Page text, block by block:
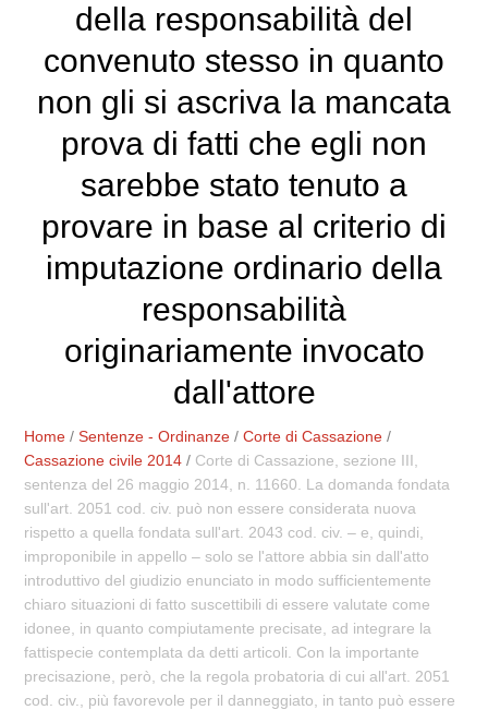
della responsabilità del
convenuto stesso in quanto
non gli si ascriva la mancata
prova di fatti che egli non
sarebbe stato tenuto a
provare in base al criterio di
imputazione ordinario della
responsabilità
originariamente invocato
dall'attore
Home /Sentenze - Ordinanze /Corte di Cassazione /
Cassazione civile 2014 / Corte di Cassazione, sezione III,
sentenza del 26 maggio 2014, n. 11660. La domanda fondata
sull'art. 2051 cod. civ. può non essere considerata nuova
rispetto a quella fondata sull'art. 2043 cod. civ. – e, quindi,
improponibile in appello – solo se l'attore abbia sin dall'atto
introduttivo del giudizio enunciato in modo sufficientemente
chiaro situazioni di fatto suscettibili di essere valutate come
idonee, in quanto compiutamente precisate, ad integrare la
fattispecie contemplata da detti articoli. Con la importante
precisazione, però, che la regola probatoria di cui all'art. 2051
cod. civ., più favorevole per il danneggiato, in tanto può essere